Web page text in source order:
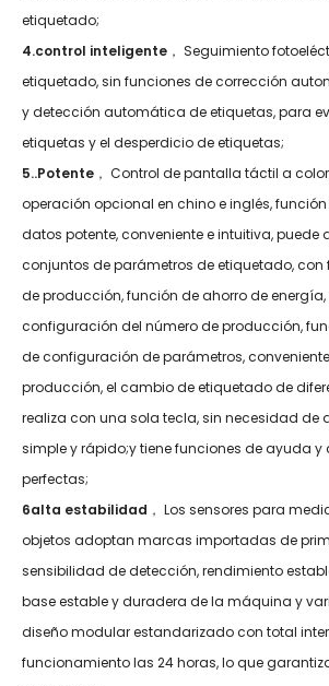
etiquetado;
4.control inteligente ， Seguimiento
etiquetado, sin funciones de corrección
y detección automática de etiquetas, para
etiquetas y el desperdicio de etiquetas;
5..Potente ， Control de pantalla táctil a
operación opcional en chino e inglés,
datos potente, conveniente e intuitiva, puede
conjuntos de parámetros de etiquetado, con
de producción, función de ahorro de
configuración del número de producción,
de configuración de parámetros,
producción, el cambio de etiquetado de
realiza con una sola tecla, sin necesidad de
simple y rápido;y tiene funciones de ayuda y
perfectas;
6alta estabilidad ， Los sensores para
objetos adoptan marcas importadas de
sensibilidad de detección, rendimiento
base estable y duradera de la máquina y
diseño modular estandarizado con total
funcionamiento las 24 horas, lo que